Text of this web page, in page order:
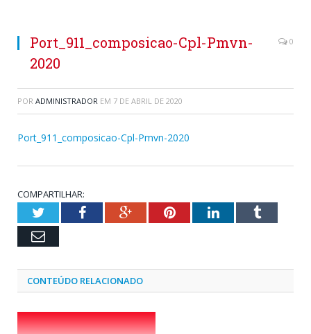
Port_911_composicao-Cpl-Pmvn-
2020
0
POR ADMINISTRADOR EM 7 DE ABRIL DE 2020
Port_911_composicao-Cpl-Pmvn-2020
COMPARTILHAR:
TwitterFacebookGoogle+PinterestLinkedInTumblr
Email
CONTEÚDO RELACIONADO